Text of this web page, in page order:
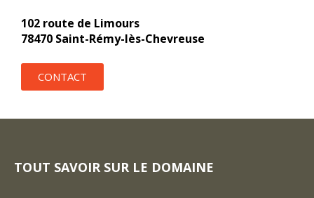
102 route de Limours
78470 Saint-Rémy-lès-Chevreuse
CONTACT
TOUT SAVOIR SUR LE DOMAINE